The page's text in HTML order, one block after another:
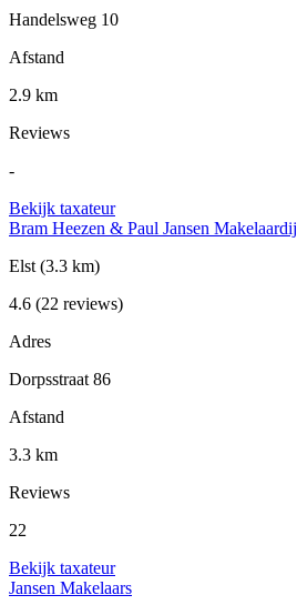
Handelsweg 10
Afstand
2.9 km
Reviews
-
Bekijk taxateur
Bram Heezen & Paul Jansen Makelaardij
Elst (3.3 km)
4.6 (22 reviews)
Adres
Dorpsstraat 86
Afstand
3.3 km
Reviews
22
Bekijk taxateur
Jansen Makelaars